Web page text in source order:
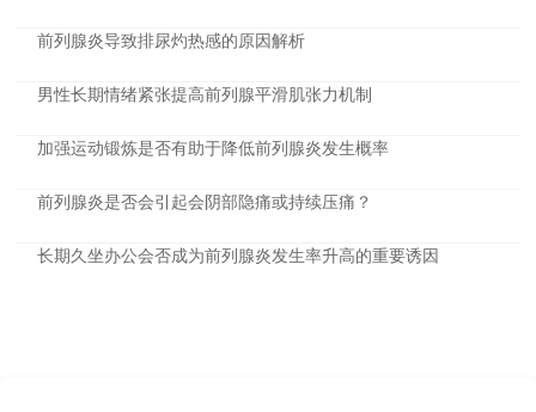
前列腺炎导致排尿灼热感的原因解析
男性长期情绪紧张提高前列腺平滑肌张力机制
加强运动锻炼是否有助于降低前列腺炎发生概率
前列腺炎是否会引起会阴部隐痛或持续压痛？
长期久坐办公会否成为前列腺炎发生率升高的重要诱因